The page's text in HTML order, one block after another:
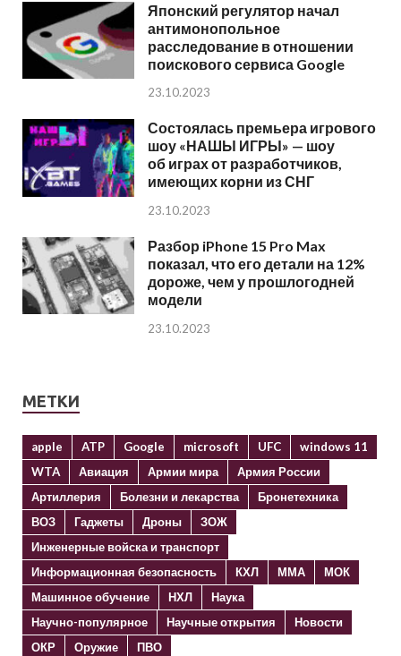
Японский регулятор начал
антимонопольное
расследование в отношении
поискового сервиса Google
23.10.2023
Состоялась премьера игрового
шоу «НАШЫ ИГРЫ» — шоу
об играх от разработчиков,
имеющих корни из СНГ
23.10.2023
Разбор iPhone 15 Pro Max
показал, что его детали на 12%
дороже, чем у прошлогодней
модели
23.10.2023
МЕТКИ
apple ATP Google microsoft UFC
windows 11
WTA
Авиация Армии мира
Армия России
Артиллерия
Болезни и лекарства
Бронетехника
ВОЗ
Гаджеты Дроны
ЗОЖ
Инженерные войска и транспорт
Информационная безопасность
КХЛ ММА
МОК
Машинное обучение
НХЛ
Наука
Научно-популярное
Научные открытия
Новости
ОКР
Оружие
ПВО